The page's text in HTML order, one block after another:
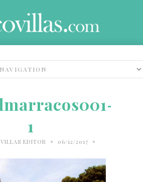
1
EDITOR • 06/12/2017 •